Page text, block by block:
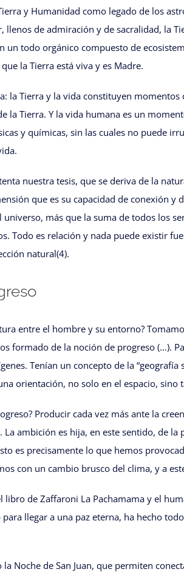
y Humanidad como legado de los
llenos de admiración y de sacralidad, la
un todo orgánico compuesto de
la Tierra está viva y es Madre.
la Tierra y la vida constituyen
la Tierra. Y la vida humana es un
y químicas, sin las cuales no puede
nuestra tesis, que se deriva de la
que es su capacidad de conexión
universo, más que la suma de todos los
Todo es relación y nada puede existir
natural(4).
entre el hombre y su entorno?
formado de la noción de progreso (…).
Tenían un concepto de la
orientación, no solo en el espacio,
Producir cada vez más ante la
La ambición es hija, en este sentido, de
es precisamente lo que hemos
con un cambio brusco del clima, y a
libro de Zaffaroni La Pachamama y el
llegar a una paz eterna, ha hecho
la Noche de San Juan, que permiten